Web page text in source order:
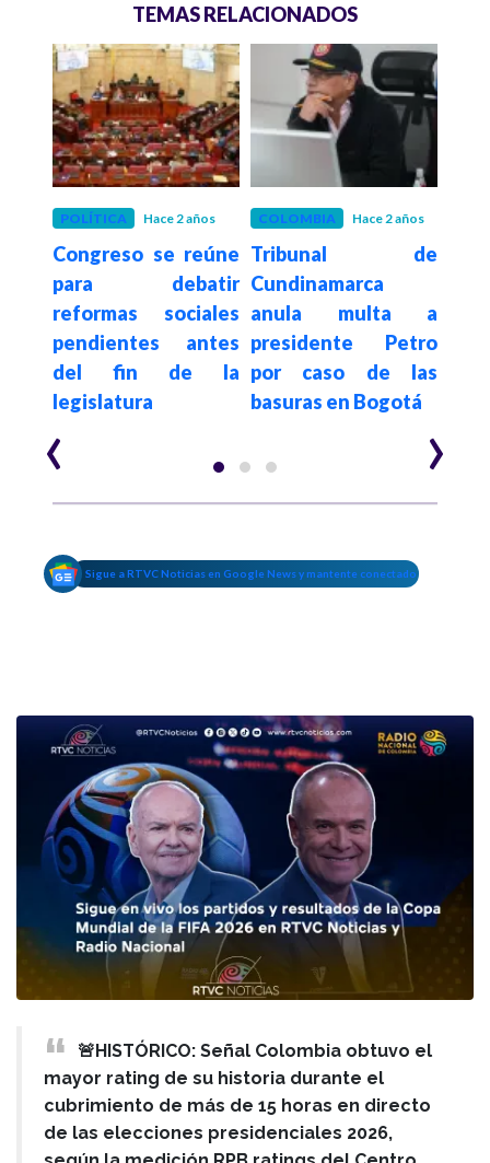
TEMAS RELACIONADOS
POLÍTICA Hace 2 años
Congreso se reúne
para debatir
reformas sociales
pendientes antes
del fin de la
legislatura
COLOMBIA Hace 2 años
Tribunal de
Cundinamarca
anula multa a
presidente Petro
por caso de las
basuras en Bogotá
‹ ›
Sigue a RTVC Noticias en Google News y mantente conectado
🚨HISTÓRICO: Señal Colombia obtuvo el
mayor rating de su historia durante el
cubrimiento de más de 15 horas en directo
de las elecciones presidenciales 2026,